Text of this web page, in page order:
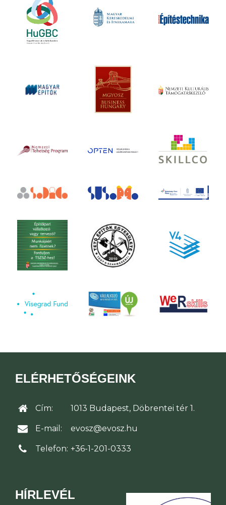
ELÉRHETŐSÉGEINK
Cím: 1013 Budapest, Döbrentei tér 1.
E-mail: evosz@evosz.hu
Telefon: +36-1-201-0333
HÍRLEVÉL